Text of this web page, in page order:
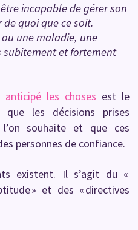
incapable de gérer son
quoi que ce soit.
une maladie, une
et fortement
anticipé les choses est le
que les décisions prises
souhaite et que ces
personnes de confiance.
existent. Il s’agit du «
» et des « directives